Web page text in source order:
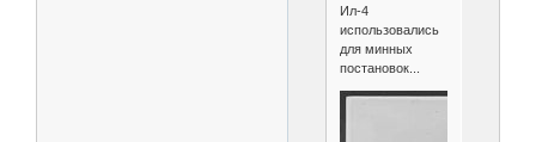
Ил-4
использовались
для минных
постановок...